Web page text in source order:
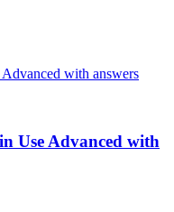
Use Advanced with